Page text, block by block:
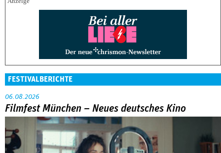
FESTIVALBERICHTE
06.08.2026
Filmfest München – Neues deutsches Kino